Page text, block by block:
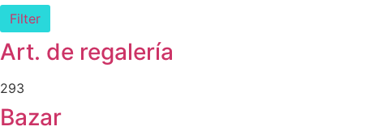
Filter
Art. de regalería
293
Bazar